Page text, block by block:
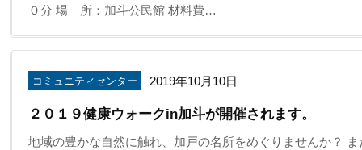
０分 場 所：加斗公民館 材料費…
コミュニティセンター 2019年10月10日
２０１９健康ウォークin加斗が開催されます。
地域の豊かな自然に触れ、加戸の名所をめぐりませんか？